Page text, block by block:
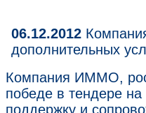
06.12.2012
дополнительных
Компания ИММО,
победе в тендере на
поддержку и